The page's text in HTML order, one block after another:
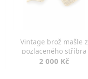
Vintage brož mašle z
pozlaceného stříbra
2 000 Kč